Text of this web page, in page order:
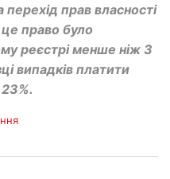
перехід прав власності
право було
реєстрі менше ніж 3
випадків платити